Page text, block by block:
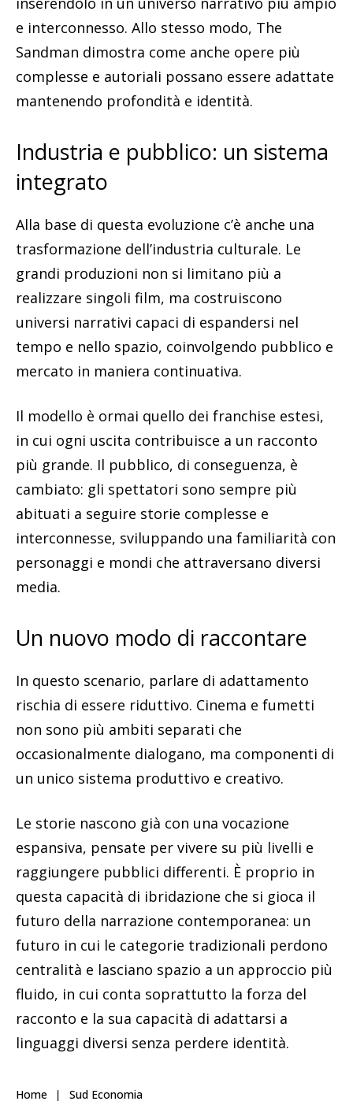
e interconnesso. Allo stesso modo, The
Sandman dimostra come anche opere più
complesse e autoriali possano essere adattate
mantenendo profondità e identità.
Industria e pubblico: un sistema
integrato
Alla base di questa evoluzione c’è anche una
trasformazione dell’industria culturale. Le
grandi produzioni non si limitano più a
realizzare singoli film, ma costruiscono
universi narrativi capaci di espandersi nel
tempo e nello spazio, coinvolgendo pubblico e
mercato in maniera continuativa.
Il modello è ormai quello dei franchise estesi,
in cui ogni uscita contribuisce a un racconto
più grande. Il pubblico, di conseguenza, è
cambiato: gli spettatori sono sempre più
abituati a seguire storie complesse e
interconnesse, sviluppando una familiarità con
personaggi e mondi che attraversano diversi
media.
Un nuovo modo di raccontare
In questo scenario, parlare di adattamento
rischia di essere riduttivo. Cinema e fumetti
non sono più ambiti separati che
occasionalmente dialogano, ma componenti di
un unico sistema produttivo e creativo.
Le storie nascono già con una vocazione
espansiva, pensate per vivere su più livelli e
raggiungere pubblici differenti. È proprio in
questa capacità di ibridazione che si gioca il
futuro della narrazione contemporanea: un
futuro in cui le categorie tradizionali perdono
centralità e lasciano spazio a un approccio più
fluido, in cui conta soprattutto la forza del
racconto e la sua capacità di adattarsi a
linguaggi diversi senza perdere identità.
Home Sud Economia